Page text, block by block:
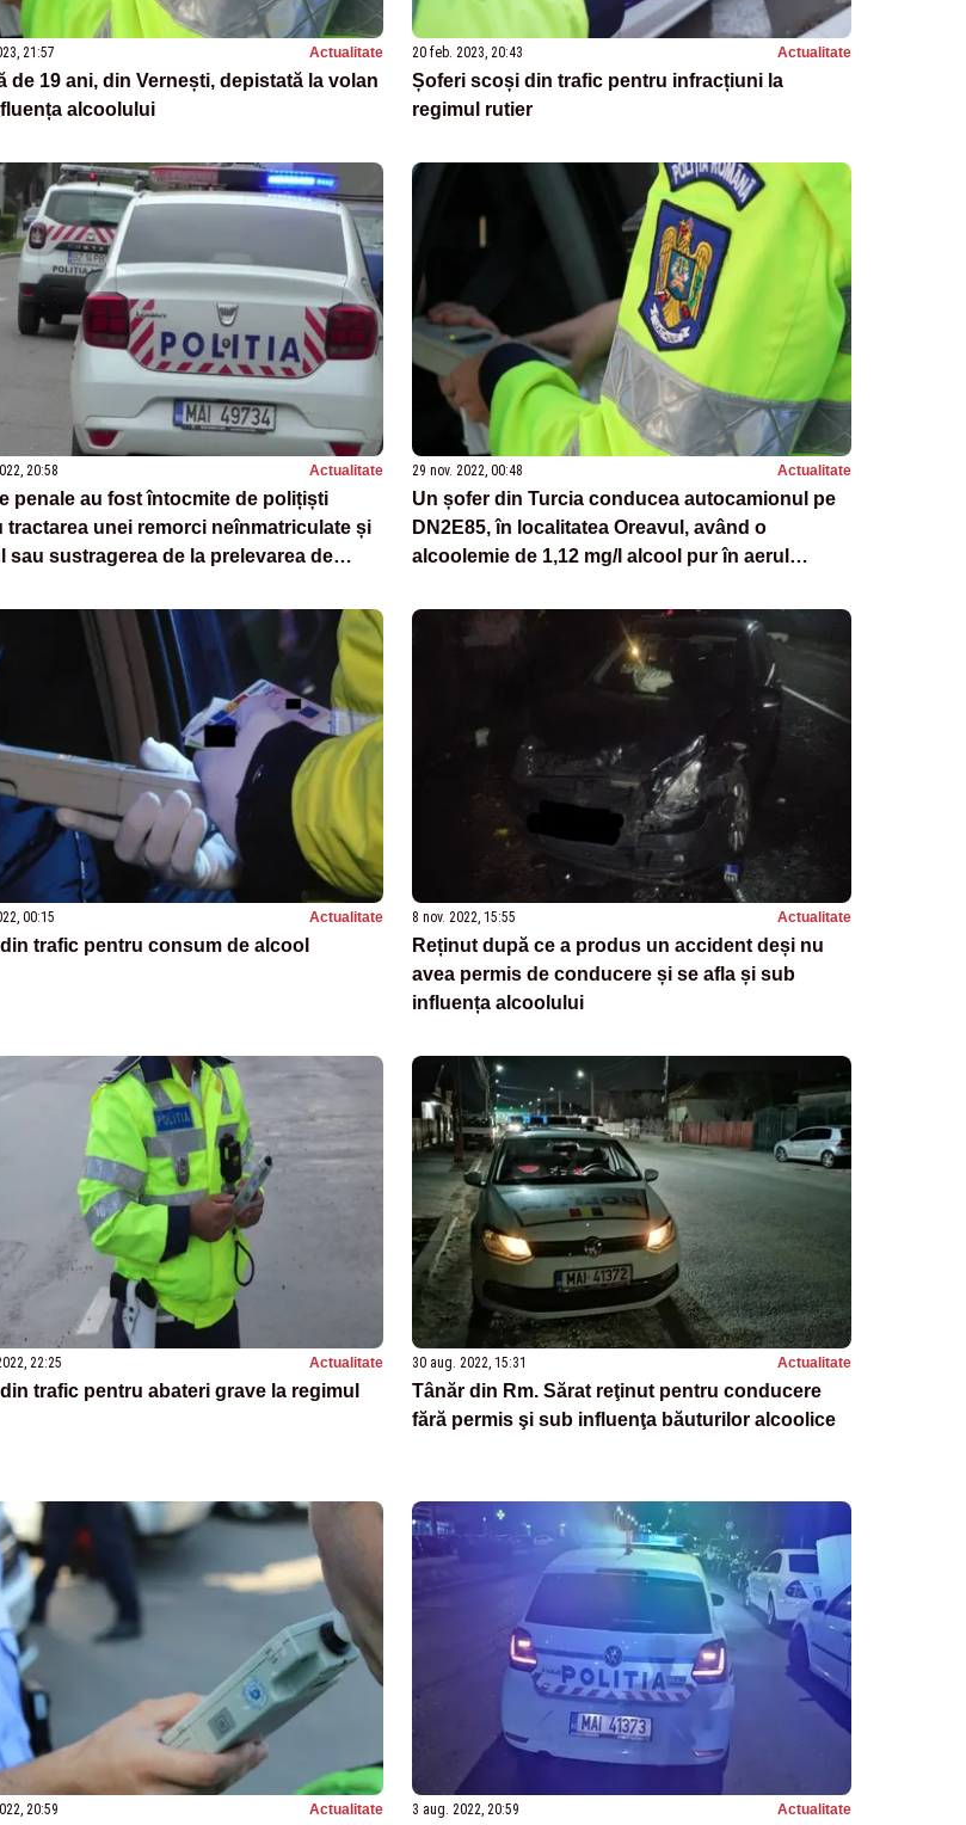
21:57 Actualitate
de 19 ani, din Vernești, depistată la volan
alcoolului
20 feb. 2023, 20:43 Actualitate
Șoferi scoși din trafic pentru infracțiuni la
regimul rutier
20:58 Actualitate
penale au fost întocmite de polițiști
tractarea unei remorci neînmatriculate și
sau sustragerea de la prelevarea de
29 nov. 2022, 00:48 Actualitate
Un șofer din Turcia conducea autocamionul pe
DN2E85, în localitatea Oreavul, având o
alcoolemie de 1,12 mg/l alcool pur în aerul
00:15 Actualitate
trafic pentru consum de alcool
8 nov. 2022, 15:55 Actualitate
Reținut după ce a produs un accident deși nu
avea permis de conducere și se afla și sub
influența alcoolului
22:25 Actualitate
trafic pentru abateri grave la regimul
30 aug. 2022, 15:31 Actualitate
Tânăr din Rm. Sărat reţinut pentru conducere
fără permis şi sub influenţa băuturilor alcoolice
20:59 Actualitate 3 aug. 2022, 20:59 Actualitate